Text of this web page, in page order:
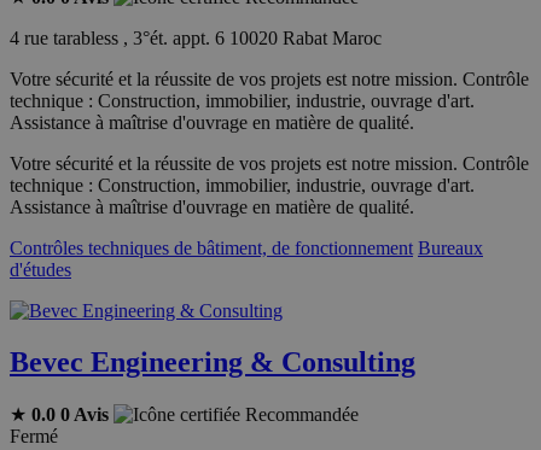
4 rue tarabless , 3°ét. appt. 6 10020 Rabat Maroc
Votre sécurité et la réussite de vos projets est notre mission. Contrôle
technique : Construction, immobilier, industrie, ouvrage d'art.
Assistance à maîtrise d'ouvrage en matière de qualité.
Votre sécurité et la réussite de vos projets est notre mission. Contrôle
technique : Construction, immobilier, industrie, ouvrage d'art.
Assistance à maîtrise d'ouvrage en matière de qualité.
Contrôles techniques de bâtiment, de fonctionnement Bureaux
d'études
Bevec Engineering & Consulting
★ 0.0 0 Avis
Recommandée
Fermé